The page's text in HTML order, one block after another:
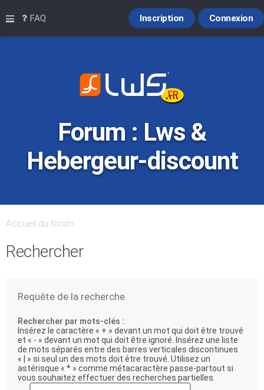
Raccourcis
FAQ Connexion
Inscription
Forum : Lws &
Hebergeur-discount
Accueil du forum
Rechercher
Requête de la recherche
Rechercher par mots-clés :
Insérez le caractère « + » devant un mot qui doit être trouvé
et « - » devant un mot qui doit être ignoré. Insérez une liste
de mots séparés entre des barres verticales discontinues
« | » si seul un des mots doit être trouvé. Utilisez un
astérisque « * » comme métacaractère passe-partout si
vous souhaitez effectuer des recherches partielles.